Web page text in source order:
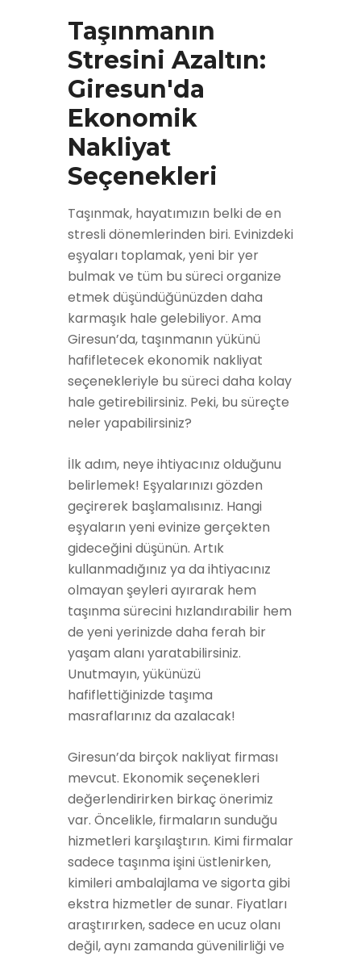
Taşınmanın
Stresini Azaltın:
Giresun'da
Ekonomik
Nakliyat
Seçenekleri
Taşınmak, hayatımızın belki de en
stresli dönemlerinden biri. Evinizdeki
eşyaları toplamak, yeni bir yer
bulmak ve tüm bu süreci organize
etmek düşündüğünüzden daha
karmaşık hale gelebiliyor. Ama
Giresun’da, taşınmanın yükünü
hafifletecek ekonomik nakliyat
seçenekleriyle bu süreci daha kolay
hale getirebilirsiniz. Peki, bu süreçte
neler yapabilirsiniz?
İlk adım, neye ihtiyacınız olduğunu
belirlemek! Eşyalarınızı gözden
geçirerek başlamalısınız. Hangi
eşyaların yeni evinize gerçekten
gideceğini düşünün. Artık
kullanmadığınız ya da ihtiyacınız
olmayan şeyleri ayırarak hem
taşınma sürecini hızlandırabilir hem
de yeni yerinizde daha ferah bir
yaşam alanı yaratabilirsiniz.
Unutmayın, yükünüzü
hafiflettiğinizde taşıma
masraflarınız da azalacak!
Giresun’da birçok nakliyat firması
mevcut. Ekonomik seçenekleri
değerlendirirken birkaç önerimiz
var. Öncelikle, firmaların sunduğu
hizmetleri karşılaştırın. Kimi firmalar
sadece taşınma işini üstlenirken,
kimileri ambalajlama ve sigorta gibi
ekstra hizmetler de sunar. Fiyatları
araştırırken, sadece en ucuz olanı
değil, aynı zamanda güvenilirliği ve